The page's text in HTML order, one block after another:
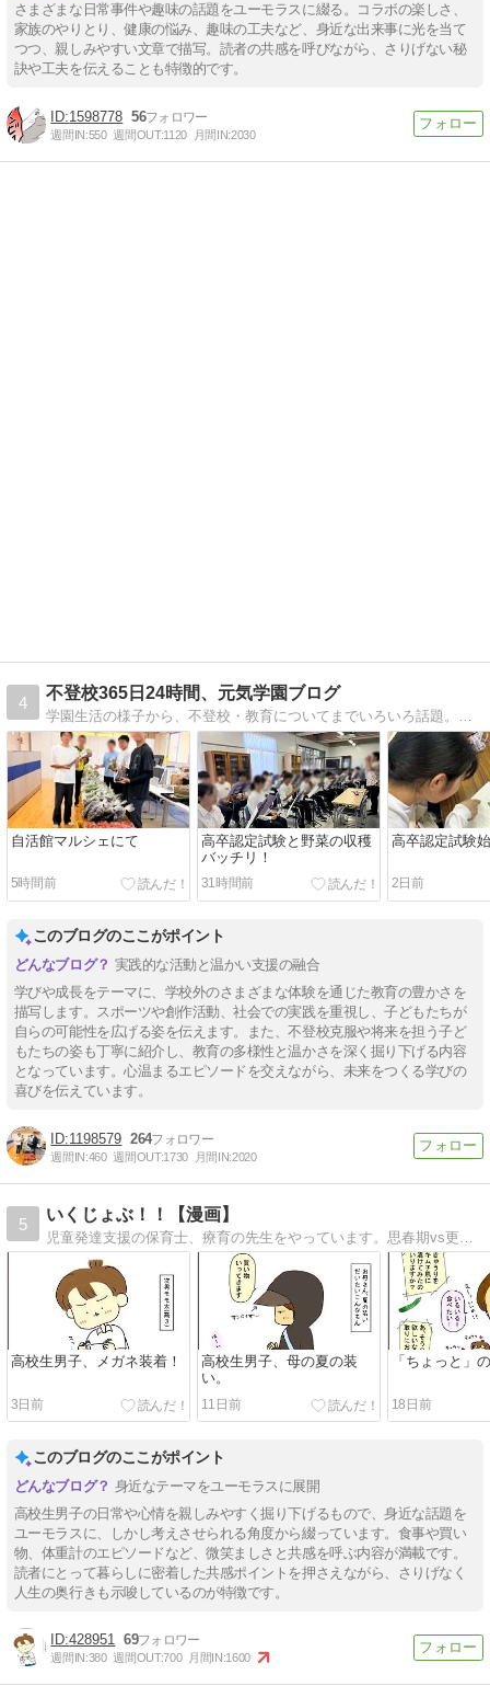
さまざまな日常事件や趣味の話題をユーモラスに綴る。コラボの楽しさ、
家族のやりとり、健康の悩み、趣味の工夫など、身近な出来事に光を当て
つつ、親しみやすい文章で描写。読者の共感を呼びながら、さりげない秘
訣や工夫を伝えることも特徴的です。
1598778 56
週間IN:550 週間OUT:1120 月間IN:2030
4
不登校365日24時間、元気学園ブログ
自活館マルシェにて
5時間前
高卒認定試験と野菜の収穫
バッチリ！
31時間前
高卒認定試験
2日前
このブログのここがポイント
実践的な活動と温かい支援の融合
学びや成長をテーマに、学校外のさまざまな体験を通じた教育の豊かさを
描写します。スポーツや創作活動、社会での実践を重視し、子どもたちが
自らの可能性を広げる姿を伝えます。また、不登校克服や将来を担う子ど
もたちの姿も丁寧に紹介し、教育の多様性と温かさを深く掘り下げる内容
となっています。心温まるエピソードを交えながら、未来をつくる学びの
喜びを伝えています。
1198579 264
週間IN:460 週間OUT:1730 月間IN:2020
5
いくじょぶ！！【漫画】
高校生男子、メガネ装着！
3日前
高校生男子、母の夏の装
い。
11日前
「ちょっと」
18日前
このブログのここがポイント
身近なテーマをユーモラスに展開
高校生男子の日常や心情を親しみやすく掘り下げるもので、身近な話題を
ユーモラスに、しかし考えさせられる角度から綴っています。食事や買い
物、体重計のエピソードなど、微笑ましさと共感を呼ぶ内容が満載です。
読者にとって暮らしに密着した共感ポイントを押さえながら、さりげなく
人生の奥行きも示唆しているのが特徴です。
428951 69
週間IN:380 週間OUT:700 月間IN:1600